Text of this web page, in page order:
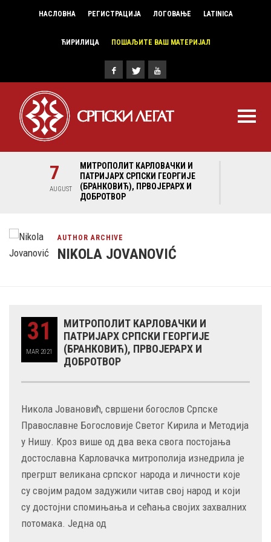
НАСЛОВНА РЕГИСТРАЦИЈА ЛОГОВАЊЕ LATINICA
ЋИРИЛИЦА ПОШАЉИТЕ ВАШ МАТЕРИЈАЛ
7
AUGUST
МИТРОПОЛИТ КАРЛОВАЧКИ И
ПАТРИЈАРХ СРПСКИ ГЕОРГИЈЕ
(БРАНКОВИЋ), ПРВОЈЕРАРХ И
ДОБРОТВОР
AUTHOR ARCHIVE
NIKOLA JOVANOVIĆ
31
MAR 2021
МИТРОПОЛИТ КАРЛОВАЧКИ И
ПАТРИЈАРХ СРПСКИ ГЕОРГИЈЕ
(БРАНКОВИЋ), ПРВОЈЕРАРХ И
ДОБРОТВОР
Никола Јовановић, свршени богослов Српске
Православне Богословије Светог Кирила и Методија
у Нишу. Кроз више од два века свога постојања
достославна Карловачка митрополија изнедрила је
прегршт великана српског народа и личности које
су својим радом задужили читав свој народ и који
су достојни спомињања и сећања својих захвалних
потомака. Једна од